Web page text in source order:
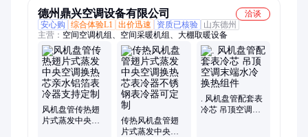
德州鼎兴空调设备有限公司
洽谈
安心购
综合体验L1 出价迅速 资质已核验
山东德州
主营： 空间空调机组、空间采暖机组、大棚取暖设备
风机盘管传热翅
片式蒸发中央空
传热风机盘管翅
片式蒸发中央空
. 风机盘管配套表
冷芯 吊顶空调末